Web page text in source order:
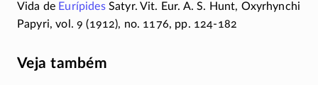
Vida de EurípidesSatyr. Vit. Eur. A. S. Hunt, Oxyrhynchi
Papyri, vol. 9 (1912), no. 1176, pp. 124-182
Veja também